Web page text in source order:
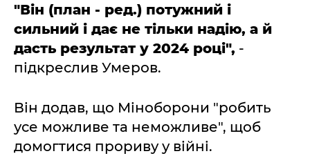
"Він (план - ред.) потужний і
сильний і дає не тільки надію, а й
дасть результат у 2024 році", -
підкреслив Умеров.
Він додав, що Міноборони "робить
усе можливе та неможливе", щоб
домогтися прориву у війні.